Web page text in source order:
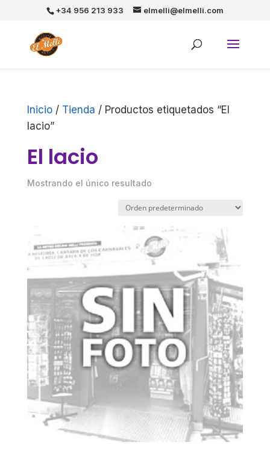
+34 956 213 933 elmelli@elmelli.com
Inicio/ Tienda / Productos etiquetados “El
lacio”
El lacio
Mostrando el único resultado